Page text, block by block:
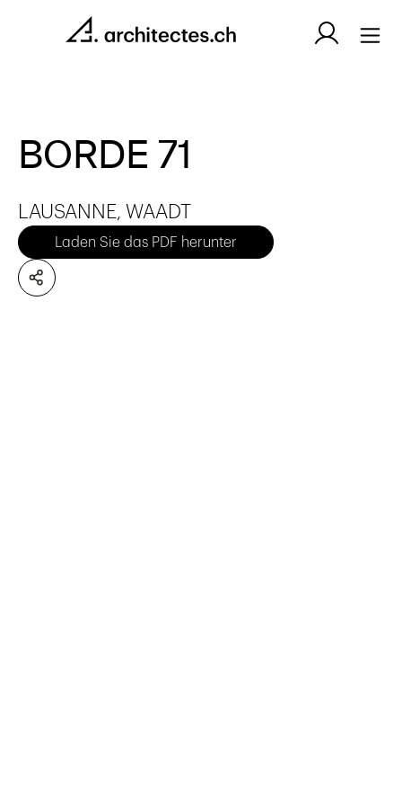
BORDE 71
LAUSANNE, WAADT
Laden Sie das PDF herunter